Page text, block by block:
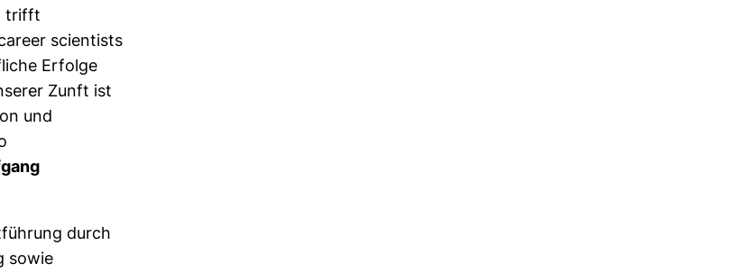
trifft
scientists
Erfolge
Zunft ist
und
durch
sowie